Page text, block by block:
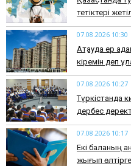
тетіктері
07.08.2026 10:30
Ақтауда ер
кіремін деп
07.08.2026 10:27
Түркістанда
дербес
07.08.2026 10:17
Екі баланың
жығып